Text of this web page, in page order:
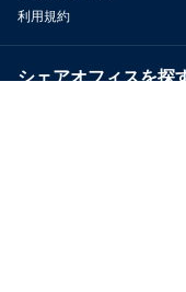
利用規約
シェアオフィスを探